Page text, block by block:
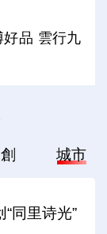
好品 雲行九
城市
同里诗光”